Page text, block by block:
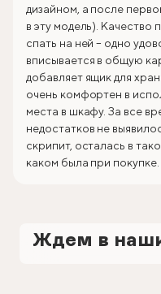
дизайном, а после
в эту модель). Качество
спать на ней – одно
вписывается в общую
добавляет ящик для
очень комфортен в
места в шкафу. За все
недостатков не
скрипит, осталась в
каком была при покупке.
Ждем в